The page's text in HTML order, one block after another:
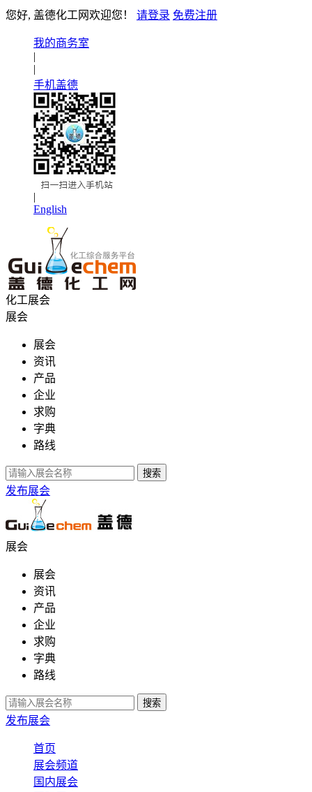
您好, 盖德化工网欢迎您！ 请登录 免费注册
我的商务室
|
|
手机盖德
|
English
化工展会
展会
展会
资讯
产品
企业
求购
字典
路线
发布展会
展会
展会
资讯
产品
企业
求购
字典
路线
发布展会
首页
展会频道
国内展会